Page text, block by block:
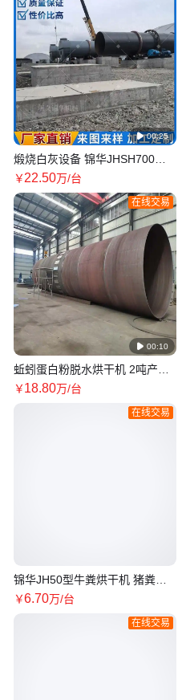
 00:25
煅烧白灰设备 锦华JHSH700新
型石灰回转窑 工艺新颖 节约成
本
￥22.50万/台
 00:10
在线交易
蚯蚓蛋白粉脱水烘干机 2吨产量
虾壳烘干设备 小巧方便 全新GY
￥18.80万/台
在线交易
锦华JH50型牛粪烘干机 猪粪脱
水干燥设备经久耐用
￥6.70万/台
在线交易